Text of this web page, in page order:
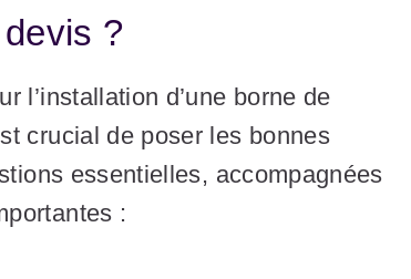
?
l’installation d’une borne de
crucial de poser les bonnes
essentielles, accompagnées
: